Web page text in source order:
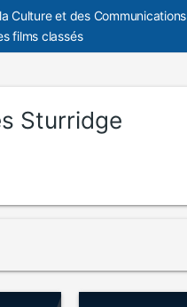
Culture et des Communications
films classés
Sturridge